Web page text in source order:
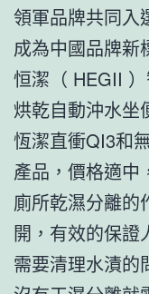
領軍品牌共同入
成為中國品牌新
恒潔（ HEGII
烘乾自動沖水坐
恆潔直衝QI3和
產品，價格適中
廁所乾濕分離的
開，有效的保證
需要清理水漬的